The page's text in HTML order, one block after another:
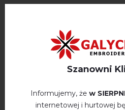
Немає відгуків про цей товар.
napisz opinie Roskvit
Szanowni
Informujemy, że w
internetowej i hurtowej